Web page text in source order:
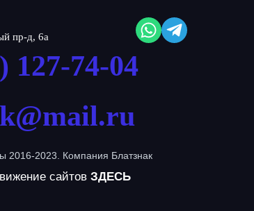
пр-д, 6а
127-74-04
2016-2023. Компания Блатзнак
сайтов ЗДЕСЬ